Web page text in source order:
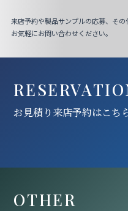
来店予約や製品サンプルの応募、その
お気軽にお問い合わせください。
お見積り来店予約はこち
OTHER